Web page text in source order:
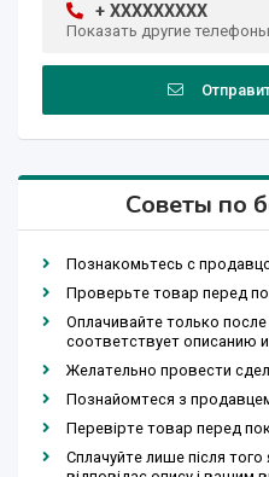
+ XXXXXXXXX
Показать другие
Советы по
Познакомьтесь с
Проверьте товар перед
Оплачивайте только
соответствует описанию
Желательно провести
Познайомтеся з продавцем
Перевірте товар перед
Сплачуйте лише після